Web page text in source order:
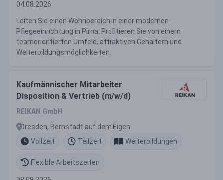
04.08.2026
Leiten Sie einen Wohnbereich in einer modernen
Pflegeeinrichtung in Pirna. Profitieren Sie von einem
teamorientierten Umfeld, attraktiven Gehältern und
Weiterbildungsmöglichkeiten.
Kaufmännischer Mitarbeiter
Disposition & Vertrieb (m/w/d)
REIKAN GmbH
Dresden, Bernstadt auf dem Eigen
Vollzeit
Teilzeit Weiterbildungen
Flexible Arbeitszeiten